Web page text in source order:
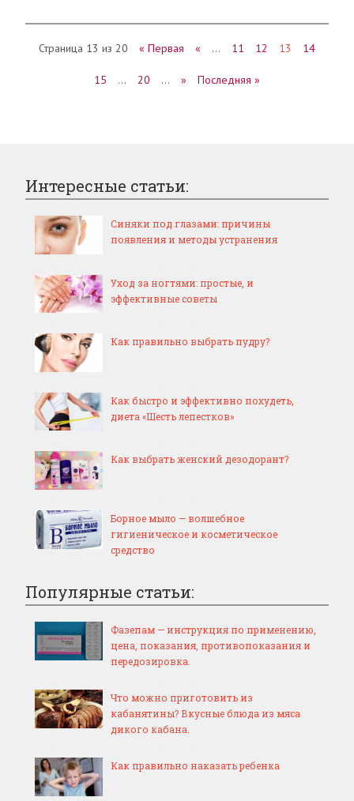
Страница 13 из 20 « Первая « … 11 12 13 14
15 … 20 … » Последняя »
Интересные статьи:
Синяки под глазами: причины
появления и методы устранения
Уход за ногтями: простые, и
эффективные советы
Как правильно выбрать пудру?
Как быстро и эффективно похудеть,
диета «Шесть лепестков»
Как выбрать женский дезодорант?
Борное мыло — волшебное
гигиеническое и косметическое
средство
Популярные статьи:
Фазепам — инструкция по применению,
цена, показания, противопоказания и
передозировка.
Что можно приготовить из
кабанятины? Вкусные блюда из мяса
дикого кабана.
Как правильно наказать ребенка